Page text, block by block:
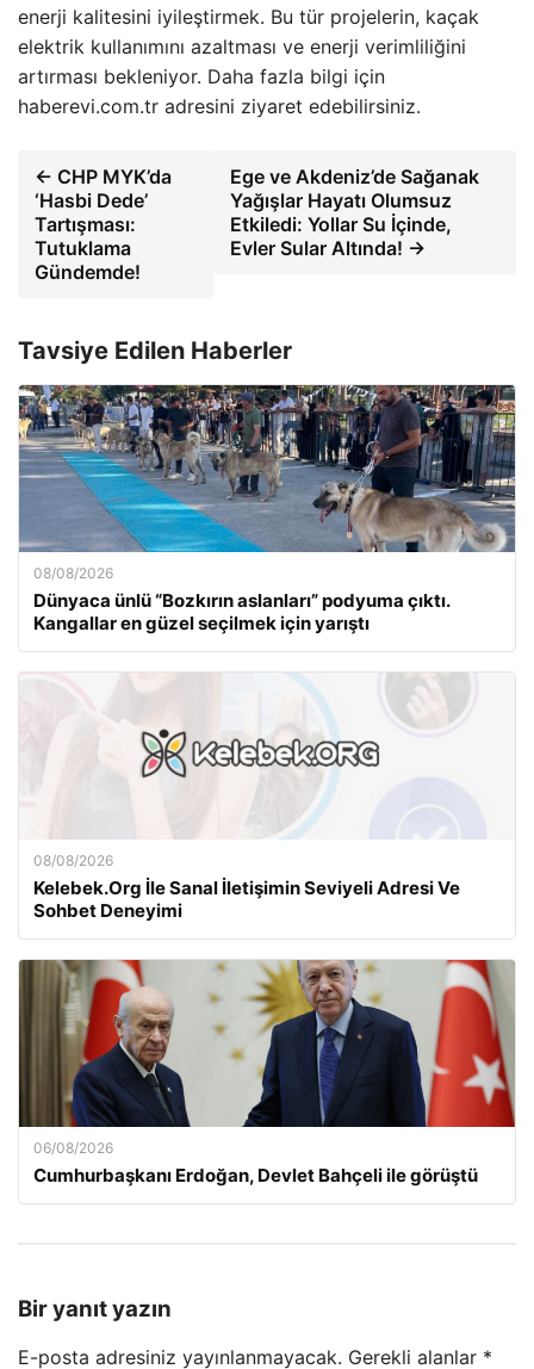
enerji kalitesini iyileştirmek. Bu tür projelerin, kaçak
elektrik kullanımını azaltması ve enerji verimliliğini
artırması bekleniyor. Daha fazla bilgi için
haberevi.com.tr adresini ziyaret edebilirsiniz.
← CHP MYK’da
‘Hasbi Dede’
Tartışması:
Tutuklama
Gündemde!
Ege ve Akdeniz’de Sağanak
Yağışlar Hayatı Olumsuz
Etkiledi: Yollar Su İçinde,
Evler Sular Altında! →
Tavsiye Edilen Haberler
08/08/2026
Dünyaca ünlü “Bozkırın aslanları” podyuma çıktı.
Kangallar en güzel seçilmek için yarıştı
08/08/2026
Kelebek.Org İle Sanal İletişimin Seviyeli Adresi Ve
Sohbet Deneyimi
06/08/2026
Cumhurbaşkanı Erdoğan, Devlet Bahçeli ile görüştü
Bir yanıt yazın
E-posta adresiniz yayınlanmayacak. Gerekli alanlar *